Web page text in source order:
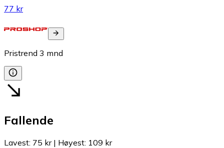
77 kr
Pristrend 3 mnd
Fallende
Lavest: 75 kr| Høyest: 109 kr